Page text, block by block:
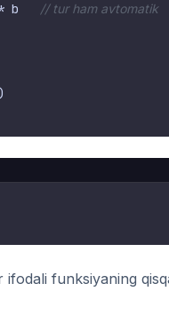
* b // tur ham avtomatik
funksiyaning